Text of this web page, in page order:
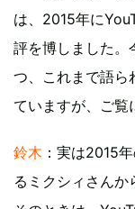
は、2015年に
評を博しました。
つ、これまで語ら
ていますが、ご覧
鈴木 ：実は2015
るミクシィさんか